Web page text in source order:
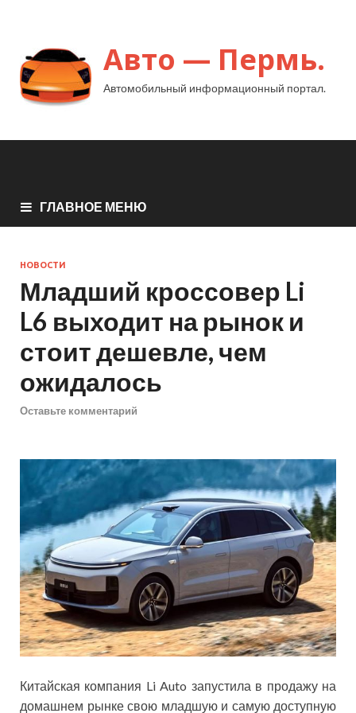
Авто — Пермь.
Автомобильный информационный портал.
ГЛАВНОЕ МЕНЮ
НОВОСТИ
Младший кроссовер Li
L6 выходит на рынок и
стоит дешевле, чем
ожидалось
Оставьте комментарий
Китайская компания Li Auto запустила в продажу на
домашнем рынке свою младшую и самую доступную